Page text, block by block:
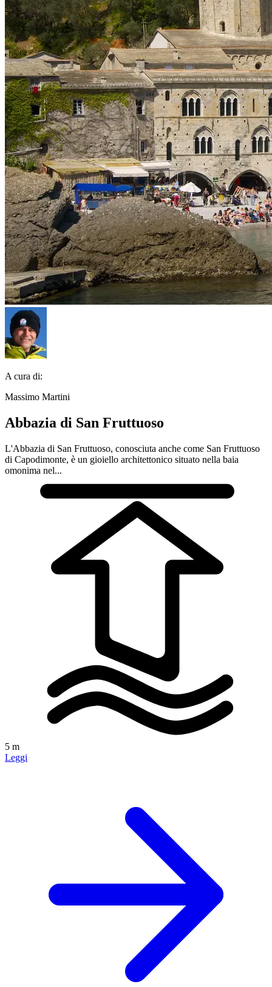
A cura di:
Massimo Martini
Abbazia di San Fruttuoso
L'Abbazia di San Fruttuoso, conosciuta anche come San Fruttuoso
di Capodimonte, è un gioiello architettonico situato nella baia
omonima nel...
5 m
Leggi